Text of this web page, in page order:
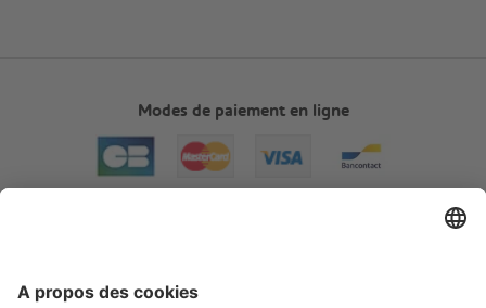
Modes de paiement en ligne